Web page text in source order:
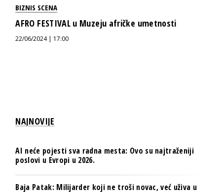
BIZNIS SCENA
AFRO FESTIVAL u Muzeju afričke umetnosti
22/06/2024 | 17:00
NAJNOVIJE
AI neće pojesti sva radna mesta: Ovo su najtraženiji
poslovi u Evropi u 2026.
Baja Patak: Milijarder koji ne troši novac, već uživa u